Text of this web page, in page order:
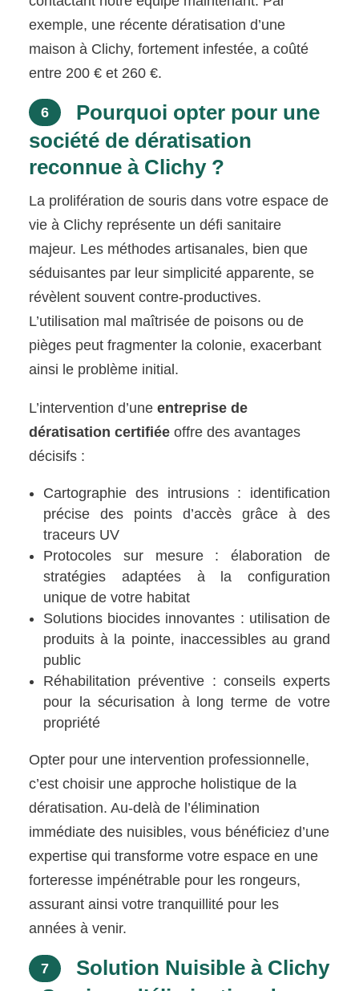
exemple, une récente dératisation d’une
maison à Clichy, fortement infestée, a coûté
entre 200 € et 260 €.
6
Pourquoi opter pour une
société de dératisation
reconnue à Clichy ?
La prolifération de souris dans votre espace de
vie à Clichy représente un défi sanitaire
majeur. Les méthodes artisanales, bien que
séduisantes par leur simplicité apparente, se
révèlent souvent contre-productives.
L’utilisation mal maîtrisée de poisons ou de
pièges peut fragmenter la colonie, exacerbant
ainsi le problème initial.
L’intervention d’uneentreprise de
dératisation certifiée offre des avantages
décisifs :
Cartographie des intrusions : identification
précise des points d’accès grâce à des
traceurs UV
Protocoles sur mesure : élaboration de
stratégies adaptées à la configuration
unique de votre habitat
Solutions biocides innovantes : utilisation de
produits à la pointe, inaccessibles au grand
public
Réhabilitation préventive : conseils experts
pour la sécurisation à long terme de votre
propriété
Opter pour une intervention professionnelle,
c’est choisir une approche holistique de la
dératisation. Au-delà de l’élimination
immédiate des nuisibles, vous bénéficiez d’une
expertise qui transforme votre espace en une
forteresse impénétrable pour les rongeurs,
assurant ainsi votre tranquillité pour les
années à venir.
7
Solution Nuisible à Clichy